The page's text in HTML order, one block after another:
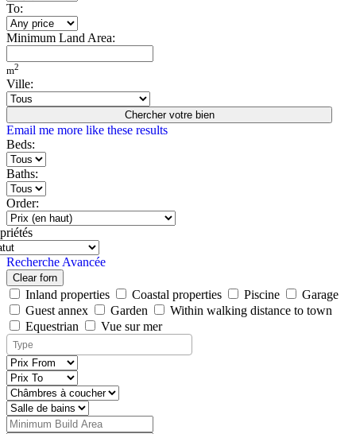
To:
Minimum Land Area:
m2
Ville:
Chercher votre bien
Email me more like these results
Beds:
Baths:
Order:
Recherche Avancée
Clear forn
Inland properties Coastal properties Piscine
Garage
Guest annex
Garden
Within walking distance to town
Equestrian
Vue sur mer